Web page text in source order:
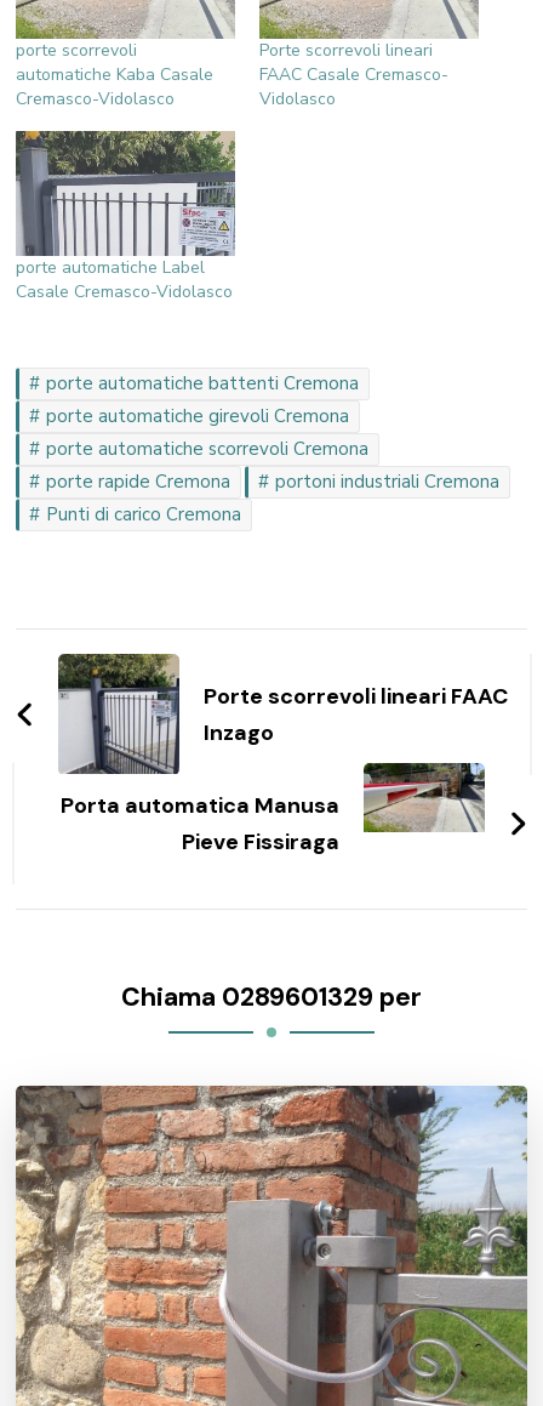
porte scorrevoli
automatiche Kaba Casale
Cremasco-Vidolasco
Porte scorrevoli lineari
FAAC Casale Cremasco-
Vidolasco
porte automatiche Label
Casale Cremasco-Vidolasco
porte automatiche battenti Cremona
porte automatiche girevoli Cremona
porte automatiche scorrevoli Cremona
porte rapide Cremona
portoni industriali Cremona
Punti di carico Cremona
Navigazione
articoli
Porte scorrevoli lineari FAAC
Inzago
Porta automatica Manusa
Pieve Fissiraga
Chiama 0289601329 per